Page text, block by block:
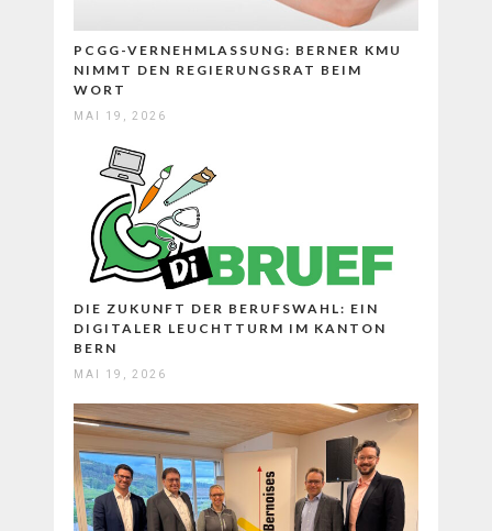
PCGG-VERNEHMLASSUNG: BERNER KMU
NIMMT DEN REGIERUNGSRAT BEIM
WORT
MAI 19, 2026
DIE ZUKUNFT DER BERUFSWAHL: EIN
DIGITALER LEUCHTTURM IM KANTON
BERN
MAI 19, 2026